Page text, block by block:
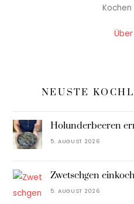
NEUSTE
Holunderbeeren
5. AUGUST 2026
Zwetschgen
5. AUGUST 2026